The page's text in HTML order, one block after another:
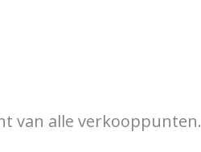
van alle verkooppunten.